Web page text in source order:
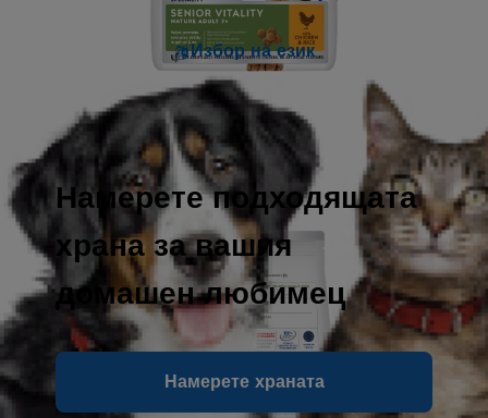
Избор на език
Намерете подходящата
храна за вашия
домашен любимец
Намерете храната